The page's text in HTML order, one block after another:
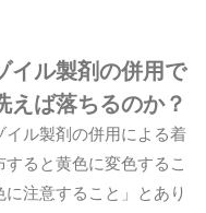
イル製剤の併用で
えば落ちるのか？
イル製剤の併用による着
ると黄色に変色するこ
注意すること」とあり